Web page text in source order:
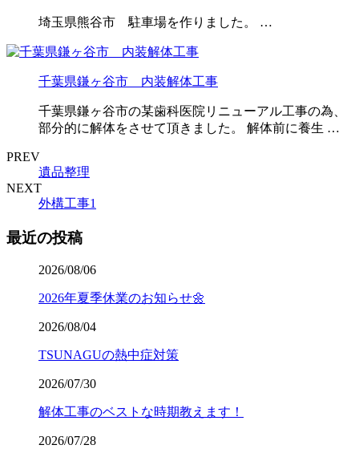
埼玉県熊谷市 駐車場を作りました。 …
千葉県鎌ヶ谷市 内装解体工事
千葉県鎌ヶ谷市の某歯科医院リニューアル工事の為、
部分的に解体をさせて頂きました。 解体前に養生 …
PREV
遺品整理
NEXT
外構工事1
最近の投稿
2026/08/06
2026年夏季休業のお知らせ🌼
2026/08/04
TSUNAGUの熱中症対策
2026/07/30
解体工事のベストな時期教えます！
2026/07/28